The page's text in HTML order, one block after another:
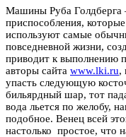
Машины Руба Голдберга
приспособления,
используют самые
повседневной жизни,
приводит к выполнению
авторы сайта www.lki.ru,
упасть следующую
бильярдный шар, тот
вода льется по желобу,
подобное. Венец всей
настолько простое, что